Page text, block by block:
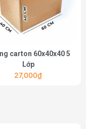
carton 60x40x40 5
Lớp
27,000₫